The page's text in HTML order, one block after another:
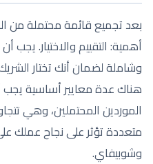
بعد تجميع قائمة محتملة من
أهمية: التقييم والاختيار.
وشاملة لضمان أنك تختار
هناك عدة معايير أساسية يجب
الموردين المحتملين، وهي
متعددة تؤثر على نجاح عملك
وشوبيفاي.